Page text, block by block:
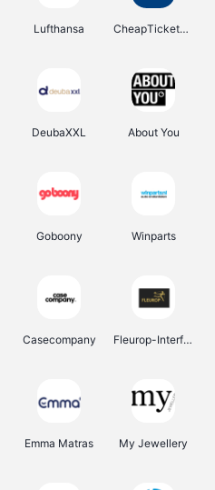
Lufthansa CheapTickets.be
DeubaXXL About You
Goboony Winparts
Casecompany Fleurop-Interflora
Emma Matras My Jewellery